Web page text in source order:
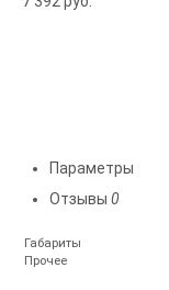
Параметры
Отзывы 0
Габариты
Прочее